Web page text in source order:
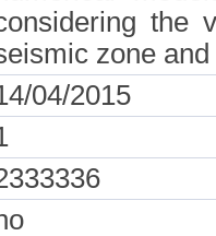
the
zone
04/2015